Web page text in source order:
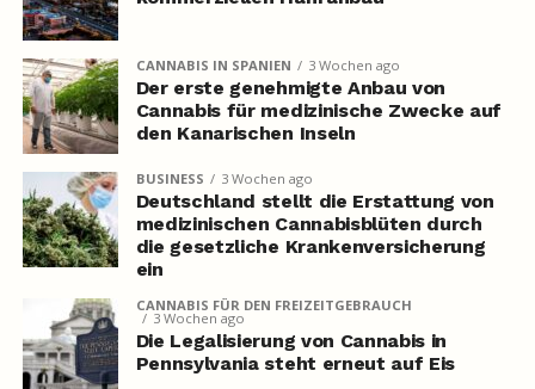
CANNABIS IN SPANIEN 3 Wochen ago
Der erste genehmigte Anbau von
Cannabis für medizinische Zwecke auf
den Kanarischen Inseln
BUSINESS 3 Wochen ago
Deutschland stellt die Erstattung von
medizinischen Cannabisblüten durch
die gesetzliche Krankenversicherung
ein
CANNABIS FÜR DEN FREIZEITGEBRAUCH
3 Wochen ago
Die Legalisierung von Cannabis in
Pennsylvania steht erneut auf Eis